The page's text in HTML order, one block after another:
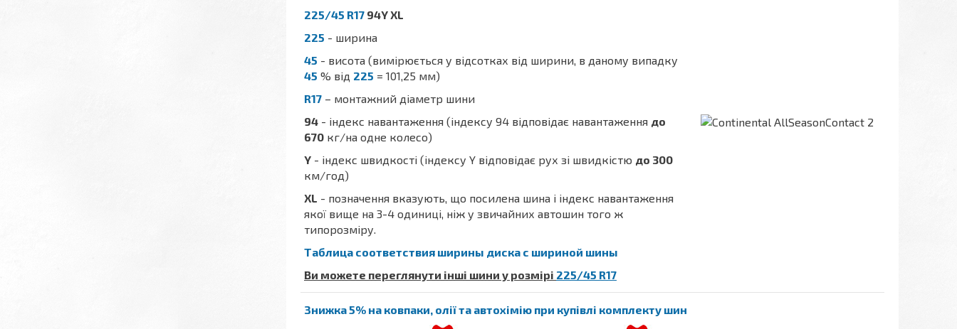
225/45 R17 94Y XL
225 - ширина
45 - висота (вимірюється у відсотках від ширини, в даному випадку
45 % від 225 = 101,25 мм)
R17 – монтажний діаметр шини
94 - індекс навантаження (індексу 94 відповідає навантаження до
670 кг/на одне колесо)
Y - індекс швидкості (індексу Y відповідає рух зі швидкістю до 300
км/год)
XL - позначення вказують, що посилена шина і індекс навантаження
якої вище на 3-4 одиниці, ніж у звичайних автошин того ж
типорозміру.
Таблица соответствия ширины диска с шириной шины
Ви можете переглянути інші шини у розмірі 225/45 R17
Знижка 5% на ковпаки, олії та автохімію при купівлі комплекту шин